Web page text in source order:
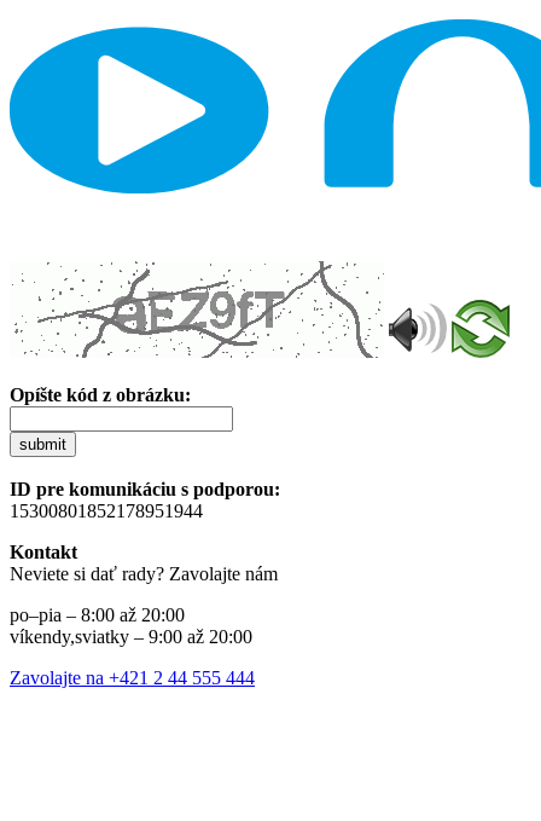
Opíšte kód z obrázku:
submit
ID pre komunikáciu s podporou:
15300801852178951944
Kontakt
Neviete si dať rady? Zavolajte nám
po–pia – 8:00 až 20:00
víkendy,sviatky – 9:00 až 20:00
Zavolajte na +421 2 44 555 444